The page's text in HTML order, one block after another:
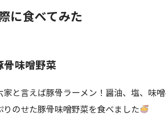
に食べてみた
骨味噌野菜
家と言えば豚骨ラーメン！醤油、塩、味
りのせた豚骨味噌野菜を食べました